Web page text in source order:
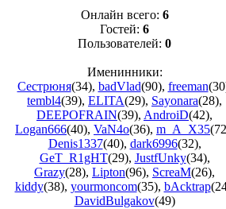
Онлайн всего: 6
Гостей: 6
Пользователей: 0
Именинники:
Сестрюня(34), badVlad(90), freeman
tembl4(39), ELITA(29), Sayonara(28),
DEEPOFRAIN(39), AndroiD(42),
Logan666(40), VaN4o(36), m_A_X35
Denis1337(40), dark6996(32),
GeT_R1gHT(29), JustfUnky(34),
Grazy(28), Lipton(96), ScreaM(26),
kiddy(38), yourmoncom(35), bAcktrap
DavidBulgakov(49)